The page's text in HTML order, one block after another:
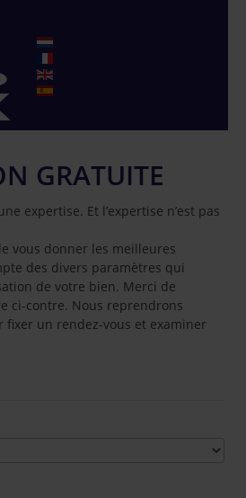
GRATUITE
expertise. Et l’expertise n’est pas
vous donner les meilleures
des divers paramètres qui
de votre bien. Merci de
ci-contre. Nous reprendrons
fixer un rendez-vous et examiner